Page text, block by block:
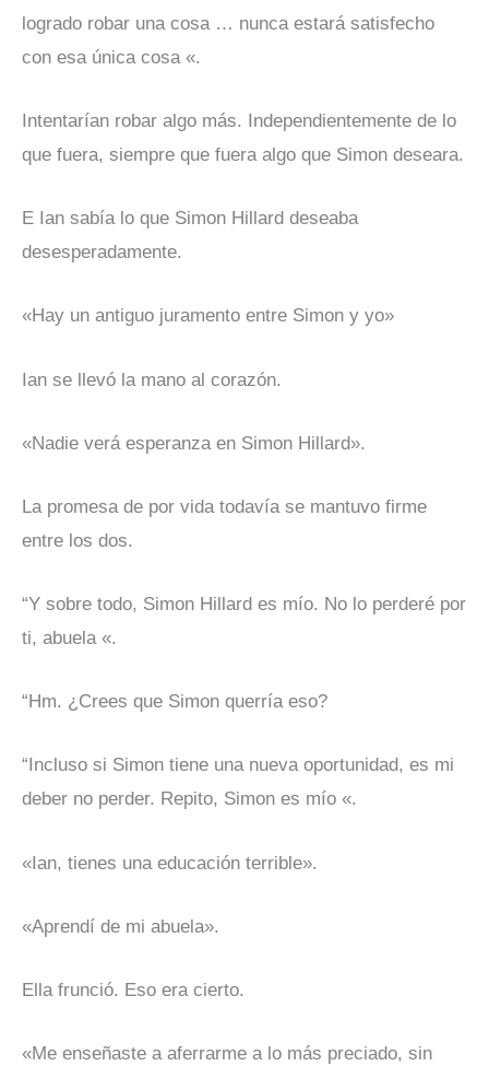
logrado robar una cosa … nunca estará satisfecho
con esa única cosa «.
Intentarían robar algo más. Independientemente de lo
que fuera, siempre que fuera algo que Simon deseara.
E Ian sabía lo que Simon Hillard deseaba
desesperadamente.
«Hay un antiguo juramento entre Simon y yo»
Ian se llevó la mano al corazón.
«Nadie verá esperanza en Simon Hillard».
La promesa de por vida todavía se mantuvo firme
entre los dos.
“Y sobre todo, Simon Hillard es mío. No lo perderé por
ti, abuela «.
“Hm. ¿Crees que Simon querría eso?
“Incluso si Simon tiene una nueva oportunidad, es mi
deber no perder. Repito, Simon es mío «.
«Ian, tienes una educación terrible».
«Aprendí de mi abuela».
Ella frunció. Eso era cierto.
«Me enseñaste a aferrarme a lo más preciado, sin